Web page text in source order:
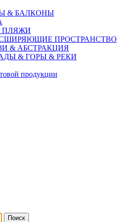
& БАЛКОНЫ
ПЛЯЖИ
ПРОСТРАНСТВО
& АБСТРАКЦИЯ
& ГОРЫ & РЕКИ
продукции
Поиск